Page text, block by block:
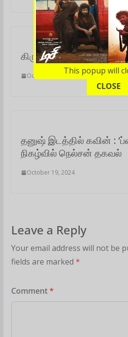
கிருஷ்ணா 23 : புதுப்பட
October 20, 2024
தனுஷ் இடத்தில் கவின் :
நிகழ்வில் நெல்சன் தகவல்
October 19, 2024
Leave a Reply
Your email address will not be
fields are marked *
Comment*
This popup will
CLOSE